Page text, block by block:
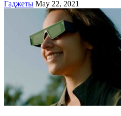
Гаджеты May 22, 2021